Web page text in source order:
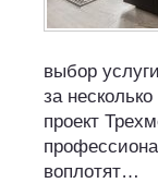
выбор
за
проект
воплотят…